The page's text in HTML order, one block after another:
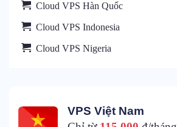
Cloud VPS Hàn Quốc
Cloud VPS Indonesia
Cloud VPS Nigeria
VPS Việt Nam